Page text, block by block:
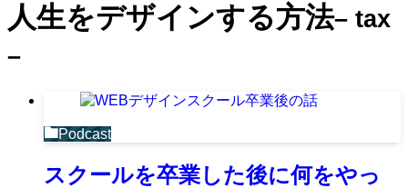
人生をデザインする方法– tax
–
Podcast
スクールを卒業した後に何をやっ